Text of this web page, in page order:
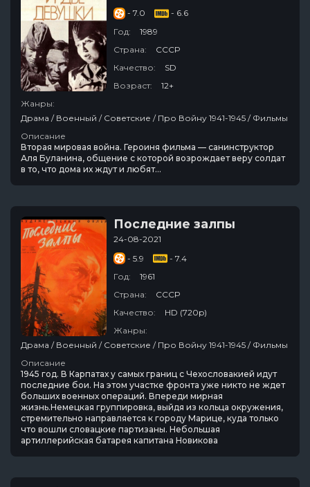
- 7.0
- 6.6
Год:
1989
Страна:
СССР
Качество:
SD
Возраст:
12+
Жанры:
Драма / Военный / Советские / Про Войну 1941-1945 / Фильмы
Описание
Вторая мировая война. Героиня фильма — санинструктор
Аля Буланина, общение с которой возрождает веру солдат
в то, что дома их ждут и любят...
Последние залпы
24-08-2021
- 5.9
- 7.4
Год:
1961
Страна:
СССР
Качество:
HD (720p)
Жанры:
Драма / Военный / Советские / Про Войну 1941-1945 / Фильмы
Описание
1945 год. В Карпатах у самых границ с Чехословакией идут
последние бои. На этом участке фронта уже никто не ждет
больших военных операций. Впереди мирная
жизнь.Немецкая группировка, выйдя из кольца окружения,
стремительно направляется к городу Марице, куда только
что вошли словацкие партизаны. Небольшая
артиллерийская батарея капитана Новикова